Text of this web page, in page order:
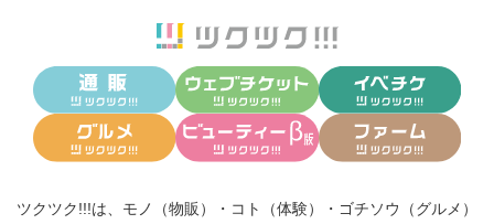
ツクツク!!!は、 モノ（物販） ・ コト（体験） ・ ゴチソウ（グルメ）